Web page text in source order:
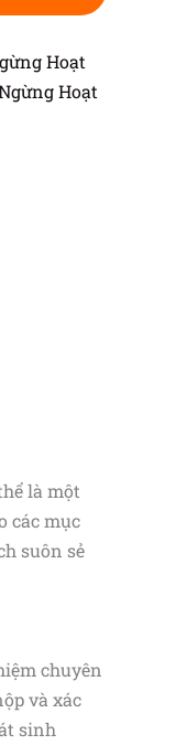
Hoạt
Hoạt
là một
các mục
suôn sẻ
chuyên
và xác
sinh